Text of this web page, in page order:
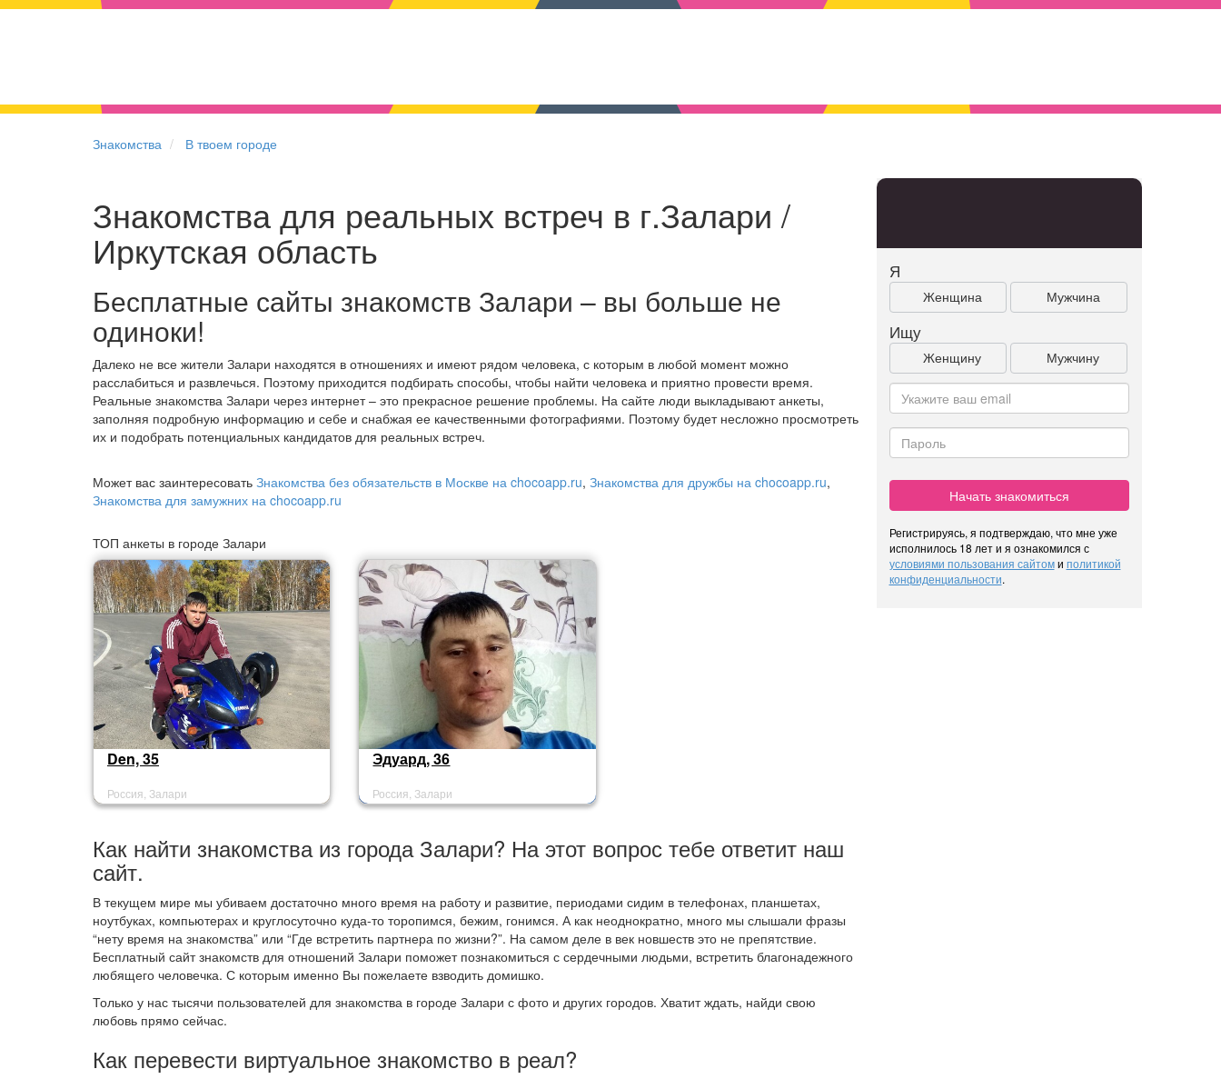
Знакомства В твоем городе
Знакомства для реальных встреч в г.Залари /
Иркутская область
Бесплатные сайты знакомств Залари – вы больше не
одиноки!
Далеко не все жители Залари находятся в отношениях и имеют рядом человека, с которым в любой момент можно
расслабиться и развлечься. Поэтому приходится подбирать способы, чтобы найти человека и приятно провести время.
Реальные знакомства Залари через интернет – это прекрасное решение проблемы. На сайте люди выкладывают анкеты,
заполняя подробную информацию и себе и снабжая ее качественными фотографиями. Поэтому будет несложно просмотреть
их и подобрать потенциальных кандидатов для реальных встреч.
Может вас заинтересовать Знакомства без обязательств в Москве на chocoapp.ru, Знакомства для дружбы на chocoapp.ru,
Знакомства для замужних на chocoapp.ru
ТОП анкеты в городе Залари
Den, 35
Россия, Залари
Эдуард, 36
Россия, Залари
Как найти знакомства из города Залари? На этот вопрос тебе ответит наш
сайт.
В текущем мире мы убиваем достаточно много время на работу и развитие, периодами сидим в телефонах, планшетах,
ноутбуках, компьютерах и круглосуточно куда-то торопимся, бежим, гонимся. А как неоднократно, много мы слышали фразы
“нету время на знакомства” или “Где встретить партнера по жизни?”. На самом деле в век новшеств это не препятствие.
Бесплатный сайт знакомств для отношений Залари поможет познакомиться с сердечными людьми, встретить благонадежного
любящего человечка. С которым именно Вы пожелаете взводить домишко.
Только у нас тысячи пользователей для знакомства в городе Залари с фото и других городов. Хватит ждать, найди свою
любовь прямо сейчас.
Как перевести виртуальное знакомство в реал?
Я
Женщина Мужчина
Ищу
Женщину Мужчину
Начать знакомиться
Регистрируясь, я подтверждаю, что мне уже
исполнилось 18 лет и я ознакомился с
условиями пользования сайтоми политикой
конфиденциальности.